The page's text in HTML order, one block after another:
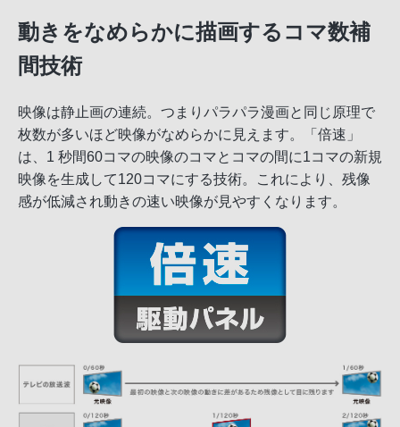
動きをなめらかに描画するコマ数補
間技術
映像は静止画の連続。つまりパラパラ漫画と同じ原理で
枚数が多いほど映像がなめらかに見えます。「倍速」
は、1 秒間60コマの映像のコマとコマの間に1コマの新規
映像を生成して120コマにする技術。これにより、残像
感が低減され動きの速い映像が見やすくなります。